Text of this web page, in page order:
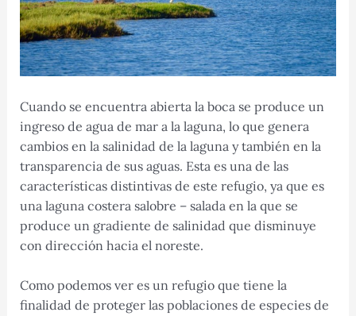
Cuando se encuentra abierta la boca se produce un
ingreso de agua de mar a la laguna, lo que genera
cambios en la salinidad de la laguna y también en la
transparencia de sus aguas. Esta es una de las
características distintivas de este refugio, ya que es
una laguna costera salobre – salada en la que se
produce un gradiente de salinidad que disminuye
con dirección hacia el noreste.
Como podemos ver es un refugio que tiene la
finalidad de proteger las poblaciones de especies de